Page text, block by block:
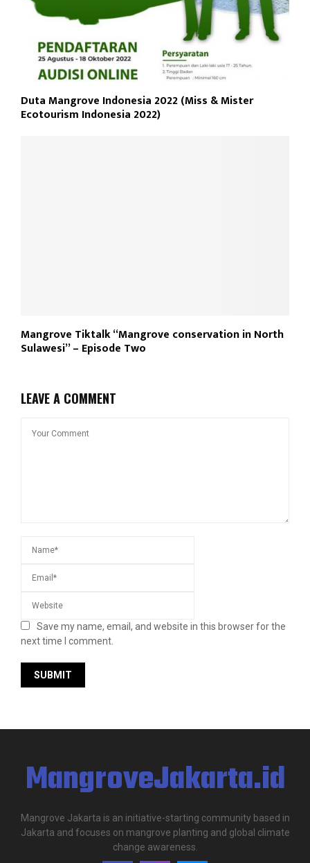
Duta Mangrove Indonesia 2022 (Miss & Mister
Ecotourism Indonesia 2022)
Mangrove Tiktalk “Mangrove conservation in North
Sulawesi” – Episode Two
LEAVE A COMMENT
Save my name, email, and website in this browser for the
next time I comment.
MangroveJakarta.id
Mangrove Jakarta is an initiative-starting community based in
Jakarta and focuses on mangrove planting and global climate
change awareness.